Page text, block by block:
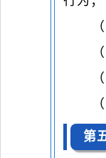
第